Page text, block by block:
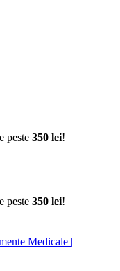
peste 350 lei!
peste 350 lei!